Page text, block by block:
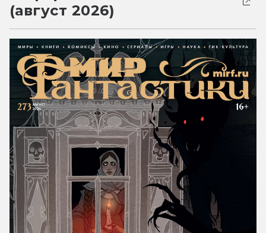
(август 2026)